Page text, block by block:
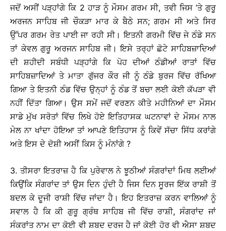
ਜਦੋਂ ਅਸੀਂ ਪੜ੍ਹਾਂਗੇ ਕਿ 2 ਹਾੜ ਨੂੰ ਮੌਸਮ ਗਰਮ ਸੀ, ਤਵੀ ਜਿਸ ’ਤੇ ਗੁਰੂ
ਅਰਜਨ ਸਾਹਿਬ ਜੀ ਚੌਕੜਾ ਮਾਰ ਕੇ ਬੈਠੇ ਸਨ; ਗਰਮ ਸੀ ਅਤੇ ਸਿਰ
ਉੱਪਰ ਗਰਮ ਰੇਤ ਪਾਈ ਜਾ ਰਹੀ ਸੀ। ਇਤਨੀ ਗਰਮੀ ਵਿੱਚ ਜੇ ਠੰਡੇ ਸਨ
ਤਾਂ ਕੇਵਲ ਗੁਰੂ ਅਰਜਨ ਸਾਹਿਬ ਜੀ। ਇਸੇ ਤਰ੍ਹਾਂ ਛੋਟੇ ਸਾਹਿਬਜ਼ਾਦਿਆਂ
ਦੀ ਸ਼ਹੀਦੀ ਸਬੰਧੀ ਪੜ੍ਹਾਂਗੇ ਕਿ ਪੋਹ ਦੀਆਂ ਠੰਡੀਆਂ ਰਾਤਾਂ ਵਿੱਚ
ਸਾਹਿਬਜ਼ਾਦਿਆਂ ਤੇ ਮਾਤਾ ਗੁੱਜਰ ਕੌਰ ਜੀ ਨੂੰ ਠੰਡੇ ਬੁਰਜ ਵਿੱਚ ਰੱਖਿਆ
ਗਿਆ ਤੇ ਇਤਨੀ ਠੰਡ ਵਿੱਚ ਉਨ੍ਹਾਂ ਨੂੰ ਠੰਡ ਤੋਂ ਬਚਾ ਲਈ ਕੋਈ ਕੱਪੜਾ ਵੀ
ਨਹੀਂ ਦਿੱਤਾ ਗਿਆ। ਉਸ ਸਮੇਂ ਜਦੋਂ ਵਰਣਨ ਕੀਤੇ ਮਹੀਨਿਆਂ ਦਾ ਮੌਸਮ
ਸਾਡੇ ਮੁੱਖ ਸਰੋਤਾਂ ਵਿੱਚ ਲਿਖੇ ਹੋਏ ਇਤਿਹਾਸਕ ਘਟਨਾਵਾਂ ਦੇ ਮੌਸਮ ਨਾਲ
ਮੇਲ ਨਾ ਖਾਂਦਾ ਹੋਇਆ ਤਾਂ ਆਪਣੇ ਇਤਿਹਾਸ ਨੂੰ ਕਿਵੇਂ ਸੱਚਾ ਸਿੱਧ ਕਰਾਂਗੇ
ਅਤੇ ਇਸ ਦੇ ਦੋਸ਼ੀ ਅਸੀਂ ਕਿਸ ਨੂੰ ਮੰਨਾਂਗੇ ?
3. ਤੀਸਰਾ ਇਤਰਾਜ਼ ਹੈ ਕਿ ਪੁਰੇਵਾਲ ਨੇ ਝੂਠੀਆਂ ਸੰਗਰਾਂਦਾਂ ਮਿਥ ਲਈਆਂ
ਕਿਉਂਕਿ ਸੰਗਰਾਂਦ ਤਾਂ ਉਸ ਦਿਨ ਹੁੰਦੀ ਹੈ ਜਿਸ ਦਿਨ ਸੂਰਜ ਇੱਕ ਰਾਸ਼ੀ ਤੋਂ
ਬਦਲ ਕੇ ਦੂਜੀ ਰਾਸ਼ੀ ਵਿੱਚ ਜਾਂਦਾ ਹੈ। ਇਹ ਇਤਰਾਜ਼ ਕਰਨ ਵਾਲਿਆਂ ਨੂੰ
ਸਵਾਲ ਹੈ ਕਿ ਕੀ ਗੁਰੂ ਗ੍ਰੰਥ ਸਾਹਿਬ ਜੀ ਵਿੱਚ ਰਾਸ਼ੀ, ਸੰਗਰਾਂਦ ਜਾਂ
ਸੰਕਰਾਂਤ ਨਾਮ ਦਾ ਕੋਈ ਵੀ ਸ਼ਬਦ ਦਰਜ ਹੈ ਜਾਂ ਕੋਈ ਹੋਰ ਵੀ ਐਸਾ ਸ਼ਬਦ